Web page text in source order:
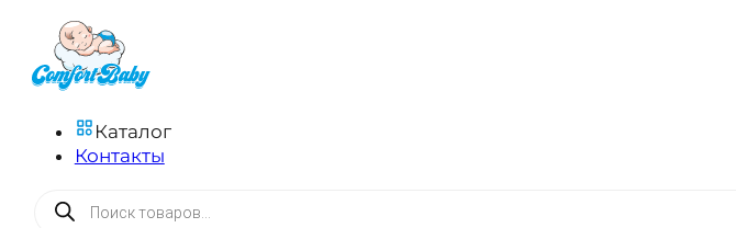
Каталог
Контакты
Поиск
товаров